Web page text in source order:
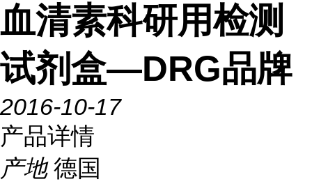
血清素科研用检测
试剂盒—DRG品牌
2016-10-17
产品详情
产地 德国